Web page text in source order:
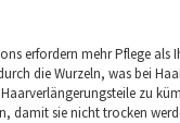
erfordern mehr Pflege als
die Wurzeln, was bei
zu
damit sie nicht trocken